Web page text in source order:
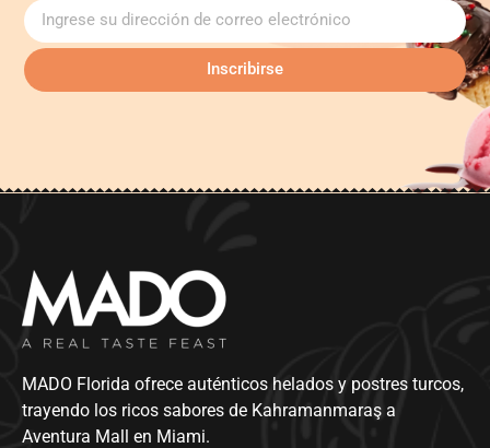
Inscribirse
MADO Florida ofrece auténticos helados y postres turcos,
trayendo los ricos sabores de Kahramanmaraş a
Aventura Mall en Miami.